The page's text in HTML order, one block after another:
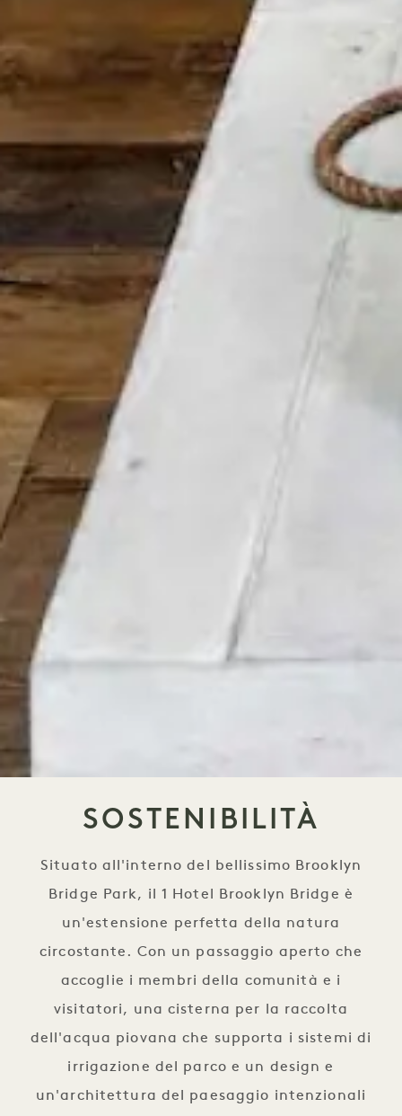
SOSTENIBILITÀ
Situato all'interno del bellissimo Brooklyn
Bridge Park, il 1 Hotel Brooklyn Bridge è
un'estensione perfetta della natura
circostante. Con un passaggio aperto che
accoglie i membri della comunità e i
visitatori, una cisterna per la raccolta
dell'acqua piovana che supporta i sistemi di
irrigazione del parco e un design e
un'architettura del paesaggio intenzionali